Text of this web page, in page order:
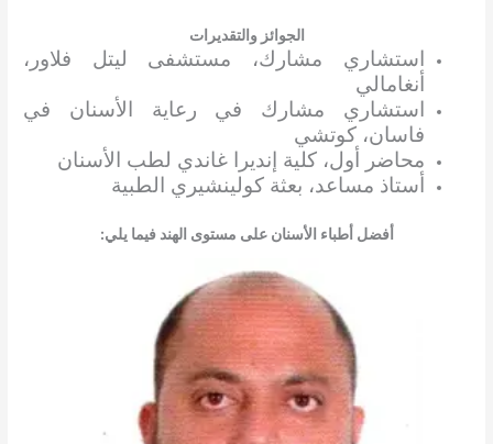
الجوائز والتقديرات
استشاري مشارك، مستشفى ليتل فلاور،
أنغامالي
استشاري مشارك في رعاية الأسنان في
فاسان، كوتشي
محاضر أول، كلية إنديرا غاندي لطب الأسنان
أستاذ مساعد، بعثة كولينشيري الطبية
أفضل أطباء الأسنان على مستوى الهند فيما يلي: